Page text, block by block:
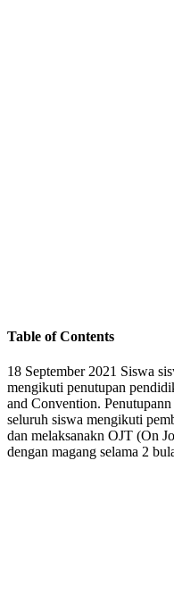
Table of Contents
18 September 2021 Siswa
mengikuti penutupan
and Convention.
seluruh siswa mengikuti
dan melaksanakn OJT (On
dengan magang selama 2